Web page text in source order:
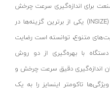
صنعت برای اندازه‌گیری سرعت چرخش
اجسام هستند. تاکومتر برند اینسایز (INSIZE) یکی از برترین گزینه‌ها در
متنوع، توانسته است رضایت
با بهره‌گیری از دو روش
اندازه‌گیری دقیق سرعت چرخش و
تاکومتر اینسایز را به یک